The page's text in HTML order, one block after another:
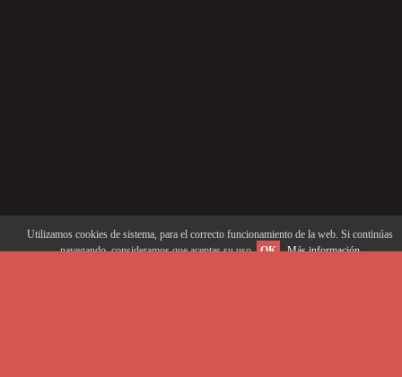
Utilizamos cookies de sistema, para el correcto funcionamiento de la web. Si continúas
navegando, consideramos que aceptas su uso. OK Más información